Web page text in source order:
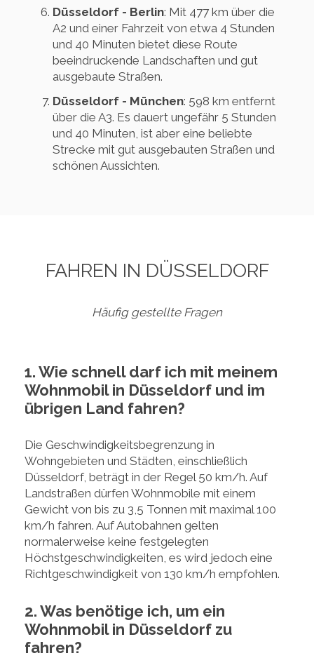
Düsseldorf - Berlin: Mit 477 km über die
A2 und einer Fahrzeit von etwa 4 Stunden
und 40 Minuten bietet diese Route
beeindruckende Landschaften und gut
ausgebaute Straßen.
Düsseldorf - München: 598 km entfernt
über die A3. Es dauert ungefähr 5 Stunden
und 40 Minuten, ist aber eine beliebte
Strecke mit gut ausgebauten Straßen und
schönen Aussichten.
FAHREN IN DÜSSELDORF
Häufig gestellte Fragen
1. Wie schnell darf ich mit meinem
Wohnmobil in Düsseldorf und im
übrigen Land fahren?
Die Geschwindigkeitsbegrenzung in
Wohngebieten und Städten, einschließlich
Düsseldorf, beträgt in der Regel 50 km/h. Auf
Landstraßen dürfen Wohnmobile mit einem
Gewicht von bis zu 3,5 Tonnen mit maximal 100
km/h fahren. Auf Autobahnen gelten
normalerweise keine festgelegten
Höchstgeschwindigkeiten, es wird jedoch eine
Richtgeschwindigkeit von 130 km/h empfohlen.
2. Was benötige ich, um ein
Wohnmobil in Düsseldorf zu
fahren?